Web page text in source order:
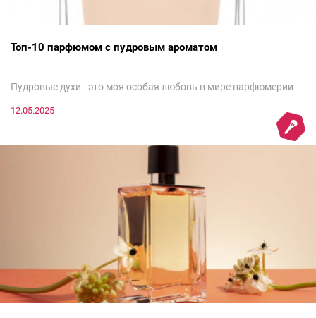
Топ-10 парфюмом с пудровым ароматом
Пудровые духи - это моя особая любовь в мире парфюмерии
12.05.2025